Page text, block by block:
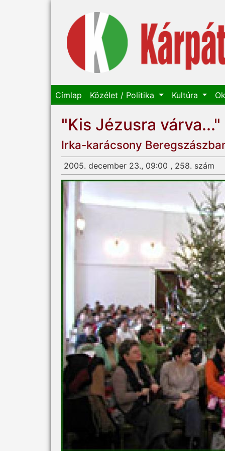
Címlap Közélet / Politika Kultúra
"Kis Jézusra várva..."
Irka-karácsony
2005. december 23., 09:00 , 258. szám